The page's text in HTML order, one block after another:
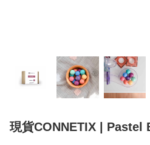
現貨CONNETIX | Pastel